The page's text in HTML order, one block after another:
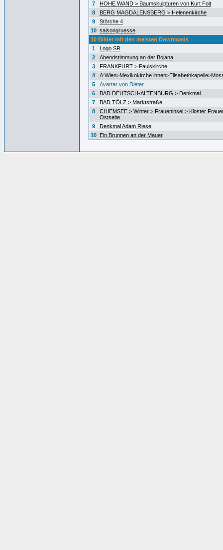
7
HOHE WAND > Baumskulpturen von Kurt Foit
8
BERG MAGDALENSBERG > Helenenkirche
9
Störche 4
10 saisongruesse
10 Bilder mit den meisten Downloads
1
Logo SR
2
Abendstimmung an der Bojana
3
FRANKFURT > Paulskirche
4
A:Wien>Mexikokirche
5
Avartar von Dieter
6
BAD DEUTSCH-ALTENBURG > Denkmal
7
BAD TÖLZ > Marktstraße
8
CHIEMSEE > Winter > Fraueninsel > Kloster
Ostseite
9
Denkmal Adam Riese
10 Ein Brunnen an der Mauer